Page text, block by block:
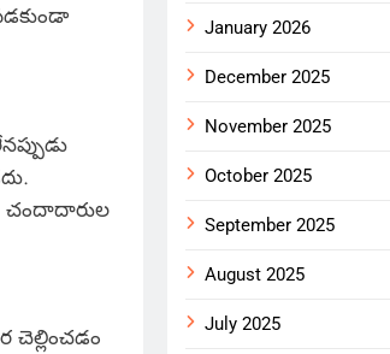
చందాదారుల
చెల్లించడం
January 2026
December 2025
November 2025
October 2025
September 2025
August 2025
July 2025